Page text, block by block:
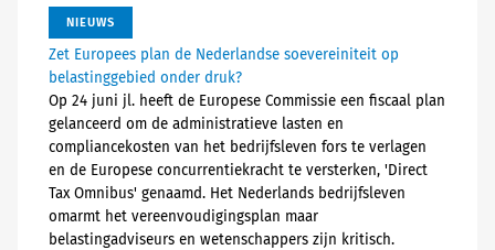
NIEUWS
Zet Europees plan de Nederlandse soevereiniteit op
belastinggebied onder druk?
Op 24 juni jl. heeft de Europese Commissie een fiscaal plan
gelanceerd om de administratieve lasten en
compliancekosten van het bedrijfsleven fors te verlagen
en de Europese concurrentiekracht te versterken, 'Direct
Tax Omnibus' genaamd. Het Nederlands bedrijfsleven
omarmt het vereenvoudigingsplan maar
belastingadviseurs en wetenschappers zijn kritisch.